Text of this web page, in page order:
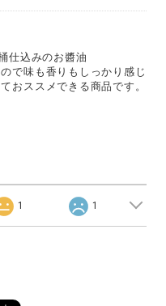
仕込みのお醬油
で味も香りもしっかり感じ
おススメできる商品です。
1 1